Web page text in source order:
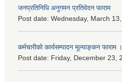
जनप्रतिनिधि अनुगमन प्रतिवेदन फाराम
Post date: Wednesday, March
कर्मचारीको कार्यसम्पादन मूल्याङ्कन फाराम ।
Post date: Friday, December 23,